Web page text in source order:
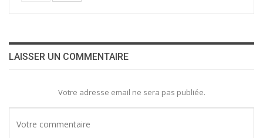
LAISSER UN COMMENTAIRE
Votre adresse email ne sera pas publiée.